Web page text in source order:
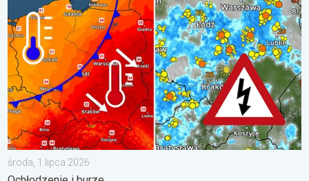
środa, 1 lipca 2026